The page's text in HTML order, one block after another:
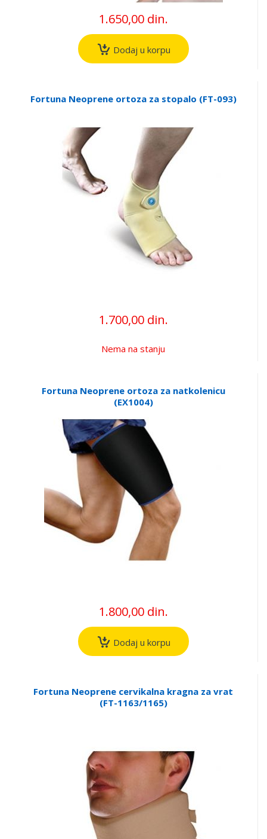
1.650,00 din.
Dodaj u korpu
Fortuna Neoprene ortoza za stopalo (FT-093)
1.700,00 din.
Nema na stanju
Fortuna Neoprene ortoza za natkolenicu
(EX1004)
1.800,00 din.
Dodaj u korpu
Fortuna Neoprene cervikalna kragna za vrat
(FT-1163/1165)